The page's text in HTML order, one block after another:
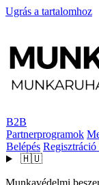
Ugrás a tartalomhoz
B2B
Partnerprogramok
Belépés Regisztráció
🇭🇺
Munkavédelmi